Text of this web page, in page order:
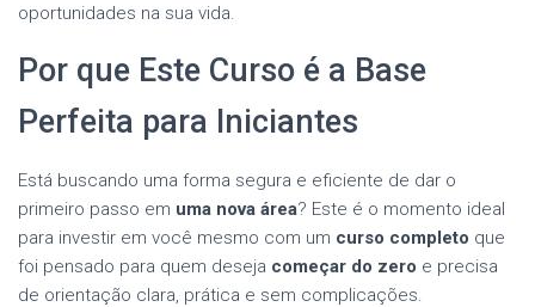
oportunidades na sua vida.
Por que Este Curso é a Base
Perfeita para Iniciantes
Está buscando uma forma segura e eficiente de dar o
primeiro passo em uma nova área? Este é o momento ideal
para investir em você mesmo com um curso completo que
foi pensado para quem deseja começar do zero e precisa
de orientação clara, prática e sem complicações.